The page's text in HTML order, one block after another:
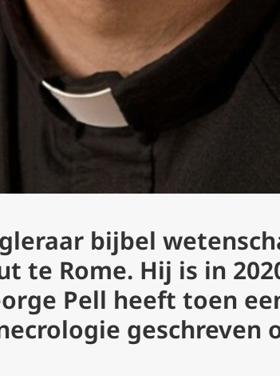
bijbel
te Rome. Hij is in
Pell heeft toen
geschreven